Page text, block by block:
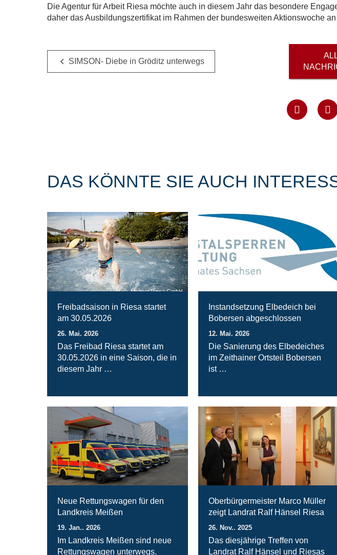
Die Agentur für Arbeit Riesa möchte auch in diesem Jahr das besondere
daher das Ausbildungszertifikat im Rahmen der bundesweiten Aktionswoche
SIMSON- Diebe in Gröditz unterwegs
DAS KÖNNTE SIE AUCH
Magnet Riesa GmbH
Freibadsaison in Riesa startet
am 30.05.2026
26. Mai. 2026
Das Freibad Riesa startet am
30.05.2026 in eine Saison, die in
diesem Jahr …
Instandsetzung Elbedeich bei
Bobersen abgeschlossen
12. Mai. 2026
Die Sanierung des Elbedeiches
im Zeithainer Ortsteil Bobersen
ist …
Neue Rettungswagen für den
Landkreis Meißen
19. Jan.. 2026
Im Landkreis Meißen sind neue
Rettungswagen unterwegs.
Oberbürgermeister Marco Müller
zeigt Landrat Ralf Hänsel Riesa
26. Nov.. 2025
Das diesjährige Treffen von
Landrat Ralf Hänsel und Riesas